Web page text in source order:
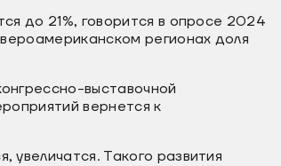
до 21%, говорится в опросе 2024
регионах доля
выставочной
вернется к
Такого развития